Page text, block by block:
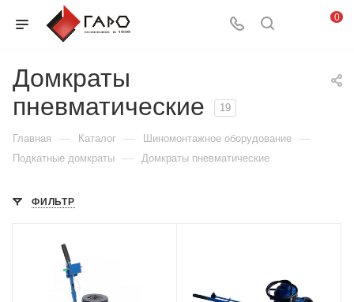
0
Домкраты
пневматические
19
Главная — Каталог — Шиномонтажное оборудование —
Подкатные домкраты — Домкраты пневматические
ФИЛЬТР